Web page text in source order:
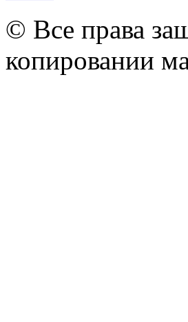
© Все права
копировании